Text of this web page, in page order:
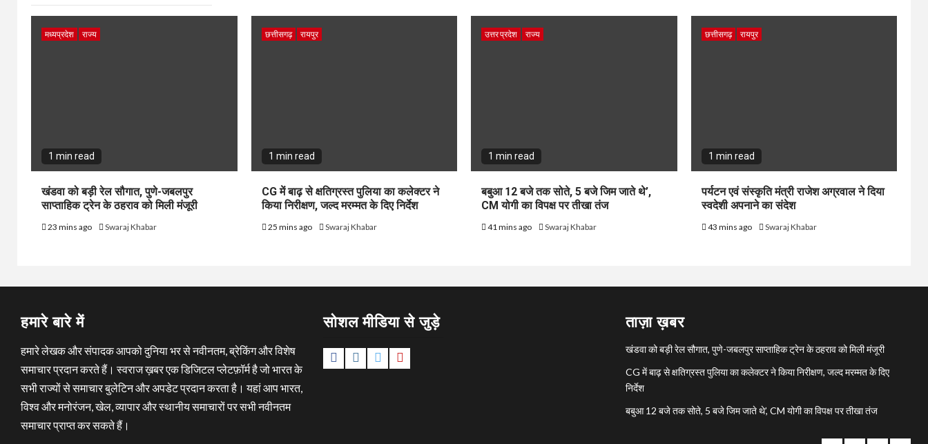
मध्यप्रदेश राज्य
1 min read
खंडवा को बड़ी रेल सौगात, पुणे-जबलपुर
साप्ताहिक ट्रेन के ठहराव को मिली मंजूरी
23 mins ago Swaraj Khabar
छत्तीसगढ़ रायपुर
1 min read
CG में बाढ़ से क्षतिग्रस्त पुलिया का कलेक्टर ने
किया निरीक्षण, जल्द मरम्मत के दिए निर्देश
25 mins ago Swaraj Khabar
उत्तर प्रदेश राज्य
1 min read
बबुआ 12 बजे तक सोते, 5 बजे जिम जाते थे’,
CM योगी का विपक्ष पर तीखा तंज
41 mins ago Swaraj Khabar
छत्तीसगढ़ रायपुर
1 min read
पर्यटन एवं संस्कृति मंत्री राजेश अग्रवाल ने दिया
स्वदेशी अपनाने का संदेश
43 mins ago Swaraj Khabar
हमारे बारे में
हमारे लेखक और संपादक आपको दुनिया भर से नवीनतम, ब्रेकिंग और विशेष
समाचार प्रदान करते हैं। स्वराज ख़बर एक डिजिटल प्लेटफ़ॉर्म है जो भारत के
सभी राज्यों से समाचार बुलेटिन और अपडेट प्रदान करता है। यहां आप भारत,
विश्व और मनोरंजन, खेल, व्यापार और स्थानीय समाचारों पर सभी नवीनतम
समाचार प्राप्त कर सकते हैं।
सोशल मीडिया से जुड़े
FacebookInstagram
Twitter
ताज़ा ख़बर
खंडवा को बड़ी रेल सौगात, पुणे-जबलपुर साप्ताहिक ट्रेन के ठहराव को मिली मंजूरी
CG में बाढ़ से क्षतिग्रस्त पुलिया का कलेक्टर ने किया निरीक्षण, जल्द मरम्मत के दिए
निर्देश
बबुआ 12 बजे तक सोते, 5 बजे जिम जाते थे’, CM योगी का विपक्ष पर तीखा तंज